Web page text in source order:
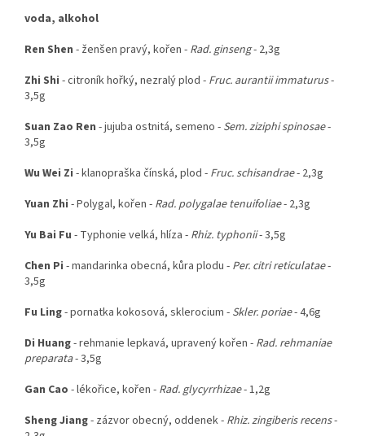
voda, alkohol
Ren Shen - ženšen pravý, kořen - Rad. ginseng- 2,3g
Zhi Shi - citroník hořký, nezralý plod - Fruc. aurantii immaturus-
3,5g
Suan Zao Ren - jujuba ostnitá, semeno - Sem. ziziphi spinosae-
3,5g
Wu Wei Zi - klanopraška čínská, plod - Fruc. schisandrae- 2,3g
Yuan Zhi - Polygal, kořen - Rad. polygalae tenuifoliae- 2,3g
Yu Bai Fu - Typhonie velká, hlíza - Rhiz. typhonii- 3,5g
Chen Pi - mandarinka obecná, kůra plodu - Per. citri reticulatae-
3,5g
Fu Ling- pornatka kokosová, sklerocium - Skler. poriae- 4,6g
Di Huang- rehmanie lepkavá, upravený kořen - Rad. rehmaniae
preparata- 3,5g
Gan Cao - lékořice, kořen - Rad. glycyrrhizae- 1,2g
Sheng Jiang- zázvor obecný, oddenek - Rhiz. zingiberis recens-